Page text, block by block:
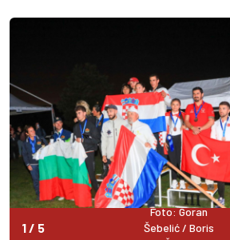
Foto: Goran
Šebelić / Boris
1/ 5